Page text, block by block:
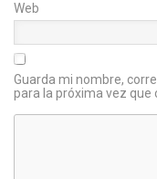
Web
Guarda mi nombre,
para la próxima vez que